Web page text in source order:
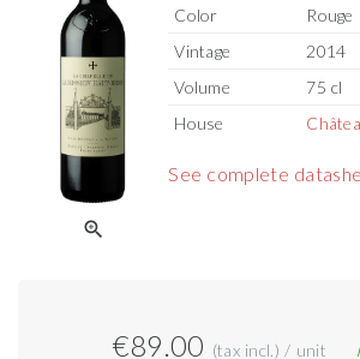
zoom_in
Color
Rouge
Vintage
2014
Volume
75 cl
House
See complete
€89.00 (tax incl.) / unit